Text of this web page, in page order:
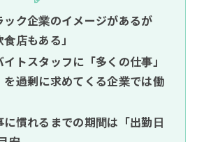
ック企業のイメージがあるが
食店もある」
トスタッフに「多くの仕事」
を過剰に求めてくる企業では働
に慣れるまでの期間は「出勤日